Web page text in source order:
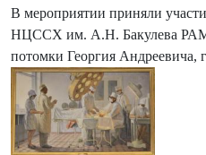
В мероприятии приняли
НЦССХ им. А.Н. Бакулева
потомки Георгия Андреевича,